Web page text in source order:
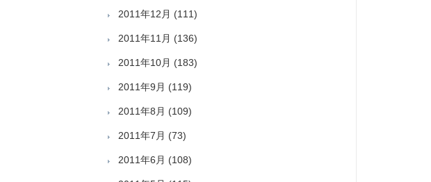
2011年12月 (111)
2011年11月 (136)
2011年10月 (183)
2011年9月 (119)
2011年8月 (109)
2011年7月 (73)
2011年6月 (108)